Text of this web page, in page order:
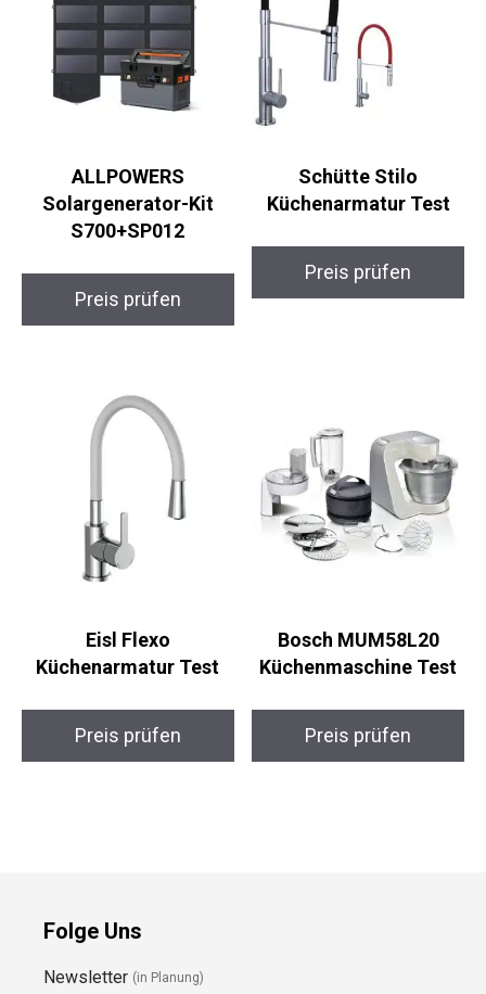
ALLPOWERS
Solargenerator-Kit
S700+SP012
Preis prüfen
Schütte Stilo
Küchenarmatur Test
Preis prüfen
Eisl Flexo
Küchenarmatur Test
Preis prüfen
Bosch MUM58L20
Küchenmaschine Test
Preis prüfen
Folge Uns
Newsletter (in Planung)